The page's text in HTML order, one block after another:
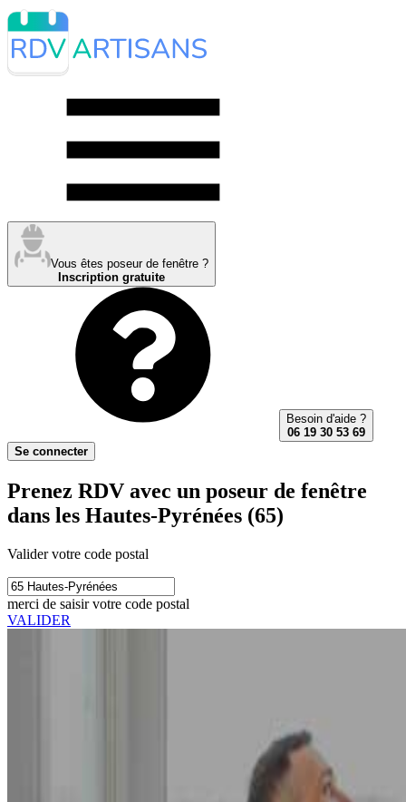
Vous êtes poseur de fenêtre ?
Inscription gratuite
Besoin d'aide ?
06 19 30 53 69
Se connecter
Prenez RDV avec un poseur de fenêtre
dans les Hautes-Pyrénées (65)
Valider votre code postal
merci de saisir votre code postal
VALIDER